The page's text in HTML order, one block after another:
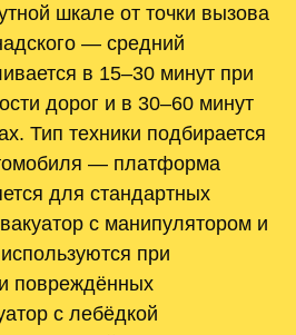
шкале от точки вызова
— средний
в 15–30 минут при
дорог и в 30–60 минут
Тип техники подбирается
— платформа
для стандартных
с манипулятором и
при
повреждённых
с лебёдкой